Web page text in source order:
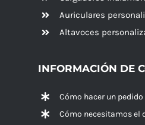
Auriculares
Altavoces
INFORMACIÓN DE
Cómo hacer un pedido
Cómo necesitamos el